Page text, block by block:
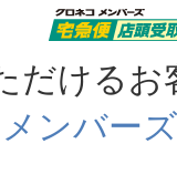
だけるお
ンバーズ